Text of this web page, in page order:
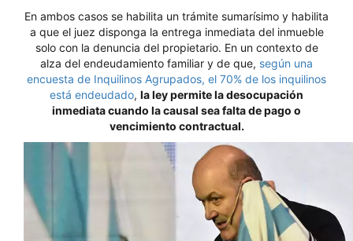
En ambos casos se habilita un trámite sumarísimo y habilita
a que el juez disponga la entrega inmediata del inmueble
solo con la denuncia del propietario. En un contexto de
alza del endeudamiento familiar y de que, según una
encuesta de Inquilinos Agrupados, el 70% de los inquilinos
está endeudado, la ley permite la desocupación
inmediata cuando la causal sea falta de pago o
vencimiento contractual.